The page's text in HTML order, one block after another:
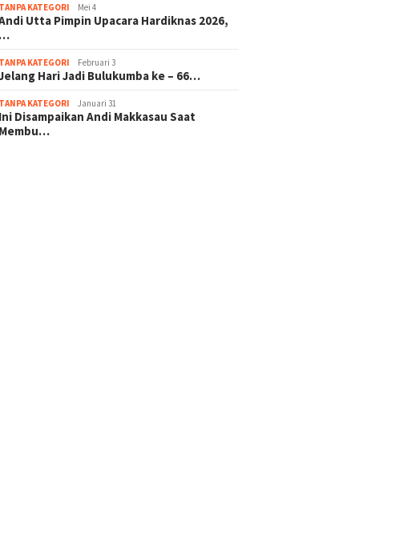
3
KSP Berkat Bulukumba Gelar
Zikir dan Doa Bersama
TANPA KATEGORI Mei 4
Utta Pimpin Upacara Hardiknas 2026,
…
TANPA KATEGORI Februari 3
Hari Jadi Bulukumba ke – 66…
TANPA KATEGORI Januari 31
Ini Disampaikan Andi Makkasau Saat
Membu…